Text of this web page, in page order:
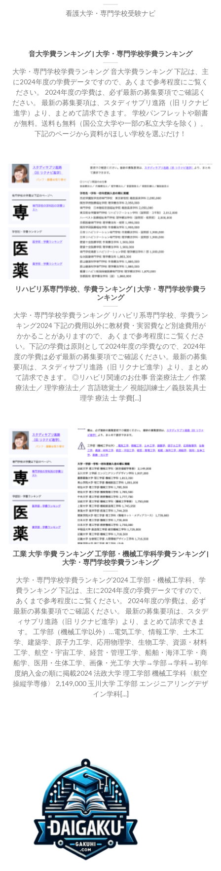
看護大学・専門学校受験ナビ
音大学費ランキング | 大学・専門学校学費ランキング
大学・専門学校学費ランキング 音大学費ランキング 下記は、主
に2024年度の学費データですので、あくまで参考程度にご覧く
ださい。 2024年度の学費は、必ず最新の募集要項でご確認く
ださい。 最新の募集要項は、スタディサプリ進路（旧 リクナビ
進学）より、まとめて請求できます。 学校パンフレットや願書
が無料。送料も無料（国公立大学や一部の私立大学を除く）。
下記のページから資料がほしい学校を選ぶだけ！
リハビリ系専門学校、学費ランキング | 大学・専門学校学費ラ
ンキング
大学・専門学校学費ランキング リハビリ系専門学校、学費ラン
キング2024 下記の費用以外に教材費・実習費など別途費用が
かかることがありますので、 あくまで参考程度にご覧くださ
い。下記の学費は原則として2024年度の学費なので、2024年
度の学費は必ず最新の募集要項でご確認ください。最新の募集
要項は、スタディサプリ進路（旧 リクナビ進学）より、まとめ
て請求できます。 ◎リハビリ関連のお仕事 音楽療法士／ 作業
療法士／ 理学療法士／ 言語聴覚士／ 視能訓練士／義肢装具士
理学 療法 士 学費[...]
工業 大学 学費 ランキング 工学部・機械工学科学費ランキング |
大学・専門学校学費ランキング
大学・専門学校学費ランキング2024 工学部・機械工学科、学
費ランキング 下記は、主に2024年度の学費データですので、
あくまで参考程度にご覧ください。 2024年度の学費は、必ず
最新の募集要項でご確認ください。 最新の募集要項は、スタデ
ィサプリ進路（旧 リクナビ進学）より、まとめて請求できま
す。 工学部（機械工学以外）…電気工学、情報工学、土木工
学、建築学、原子力工学、応用物理学、生物工学、資源・材料
工学、航空・宇宙工学、経営・管理工学、船舶・海洋工学・商
船学、医用・生体工学、画像・光工学 大学→学部→学科→初年
度納入金の順に掲載2024 法政大学 理工学部 機械工学科〈航空
操縦学専修〉 2,149,000 玉川大学 工学部 エンジニアリングデザ
イン学科[...]